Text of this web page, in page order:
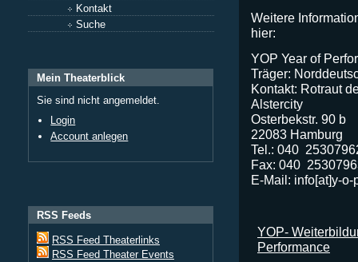
Kontakt
Suche
Mein Theaterblick
Sie sind nicht angemeldet.
Login
Account anlegen
RSS Feeds
RSS Feed Theaterlinks
RSS Feed Theater Events
Weitere
hier:
YOP Year of
Träger:
Kontakt: Rotraut
Alstercity
Osterbekstr. 90 b
22083 Hamburg
Tel.: 040
Fax: 040
E-Mail: info[at]y-o-
YOP-
Performance